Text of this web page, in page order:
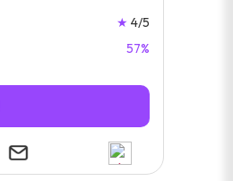
★ 4/5
57%